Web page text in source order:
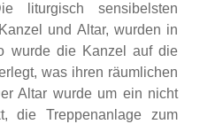
liturgisch sensibelsten
und Altar, wurden in
wurde die Kanzel auf die
was ihren räumlichen
Altar wurde um ein nicht
die Treppenanlage zum